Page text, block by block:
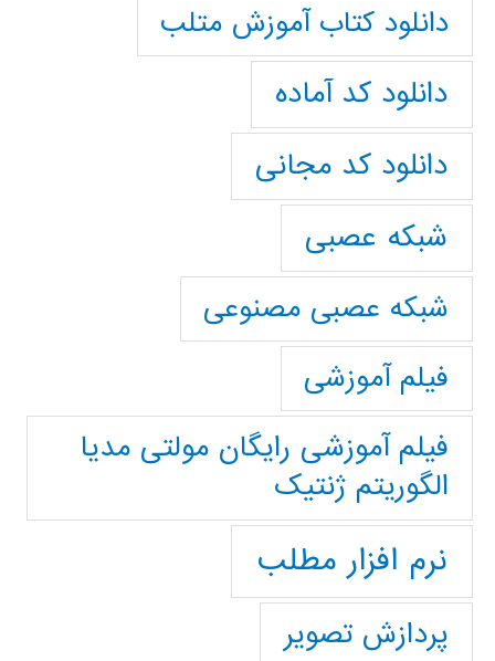
دانلود کتاب آموزش متلب
دانلود کد آماده
دانلود کد مجانی
شبکه عصبی
شبکه عصبی مصنوعی
فیلم آموزشی
فیلم آموزشی رایگان مولتی مدیا
الگوریتم ژنتیک
نرم افزار مطلب
پردازش تصویر